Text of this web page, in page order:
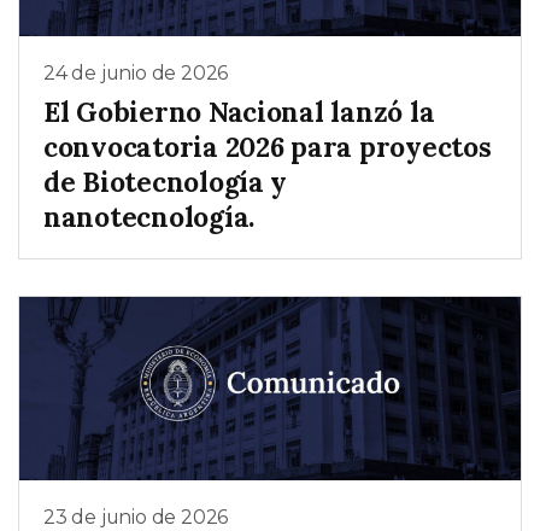
24 de junio de 2026
El Gobierno Nacional lanzó la
convocatoria 2026 para proyectos
de Biotecnología y
nanotecnología.
23 de junio de 2026